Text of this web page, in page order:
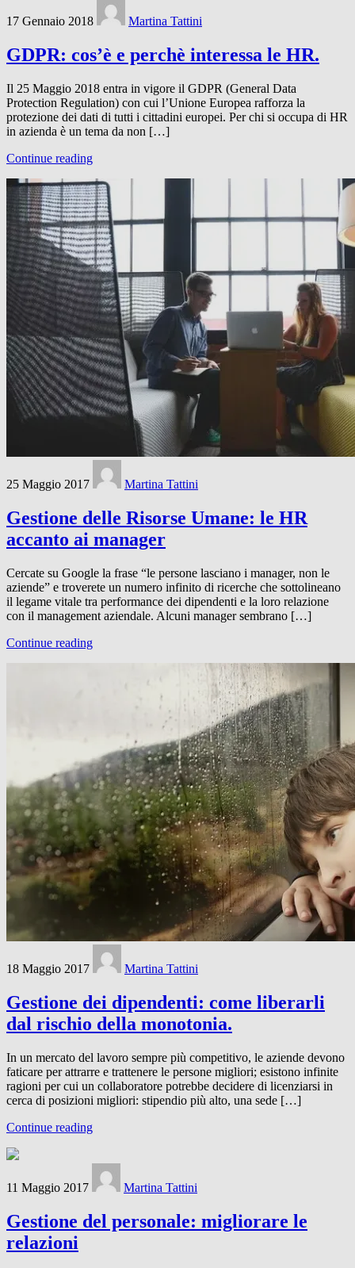
17 Gennaio 2018 Martina Tattini
GDPR: cos’è e perchè interessa le HR.
Il 25 Maggio 2018 entra in vigore il GDPR (General Data
Protection Regulation) con cui l’Unione Europea rafforza la
protezione dei dati di tutti i cittadini europei. Per chi si occupa di HR
in azienda è un tema da non […]
Continue reading
25 Maggio 2017 Martina Tattini
Gestione delle Risorse Umane: le HR
accanto ai manager
Cercate su Google la frase “le persone lasciano i manager, non le
aziende” e troverete un numero infinito di ricerche che sottolineano
il legame vitale tra performance dei dipendenti e la loro relazione
con il management aziendale. Alcuni manager sembrano […]
Continue reading
18 Maggio 2017 Martina Tattini
Gestione dei dipendenti: come liberarli
dal rischio della monotonia.
In un mercato del lavoro sempre più competitivo, le aziende devono
faticare per attrarre e trattenere le persone migliori; esistono infinite
ragioni per cui un collaboratore potrebbe decidere di licenziarsi in
cerca di posizioni migliori: stipendio più alto, una sede […]
Continue reading
11 Maggio 2017 Martina Tattini
Gestione del personale: migliorare le
relazioni